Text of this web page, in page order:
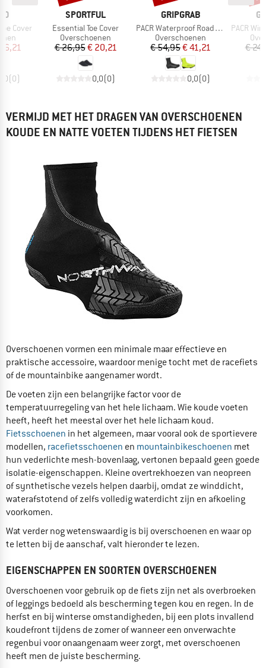
Cover
prijs
(0)
MERK
SPORTFUL
Artikel
Essential Toe Cover
Productgroep
Overschoenen
Prijs
€ 26,95Verlaagde prijs
€ 20,21
0,0(0)
MERK
GRIPGRAB
Artikel
PACR Waterproof Road Shoe Covers
Productgroep
Overschoenen
Prijs
€ 54,95Verlaagde prijs
€ 41,21
0,0(0)
Artikel
PACR
€
VERMIJD MET HET DRAGEN VAN OVERSCHOENEN
KOUDE EN NATTE VOETEN TIJDENS HET FIETSEN
Overschoenen vormen een minimale maar effectieve en
praktische accessoire, waardoor menige tocht met de racefiets
of de mountainbike aangenamer wordt.
De voeten zijn een belangrijke factor voor de
temperatuurregeling van het hele lichaam. Wie koude voeten
heeft, heeft het meestal over het hele lichaam koud.
Fietsschoenen in het algemeen, maar vooral ook de sportievere
modellen, racefietsschoenen en mountainbikeschoenen met
hun vederlichte mesh-bovenlaag, vertonen bepaald geen goede
isolatie-eigenschappen. Kleine overtrekhoezen van neopreen
of synthetische vezels helpen daarbij, omdat ze winddicht,
waterafstotend of zelfs volledig waterdicht zijn en afkoeling
voorkomen.
Wat verder nog wetenswaardig is bij overschoenen en waar op
te letten bij de aanschaf, valt hieronder te lezen.
EIGENSCHAPPEN EN SOORTEN OVERSCHOENEN
Overschoenen voor gebruik op de fiets zijn net als overbroeken
of leggings bedoeld als bescherming tegen kou en regen. In de
herfst en bij winterse omstandigheden, bij een plots invallend
koudefront tijdens de zomer of wanneer een onverwachte
regenbui voor onaangenaam weer zorgt, met overschoenen
heeft men de juiste bescherming.